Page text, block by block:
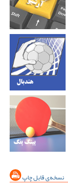
نسخه‌ی قابل چاپ